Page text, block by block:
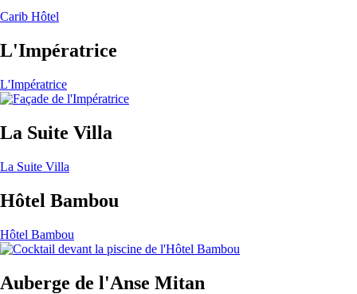
Carib Hôtel
L'Impératrice
L'Impératrice
La Suite Villa
La Suite Villa
Hôtel Bambou
Hôtel Bambou
Auberge de l'Anse Mitan